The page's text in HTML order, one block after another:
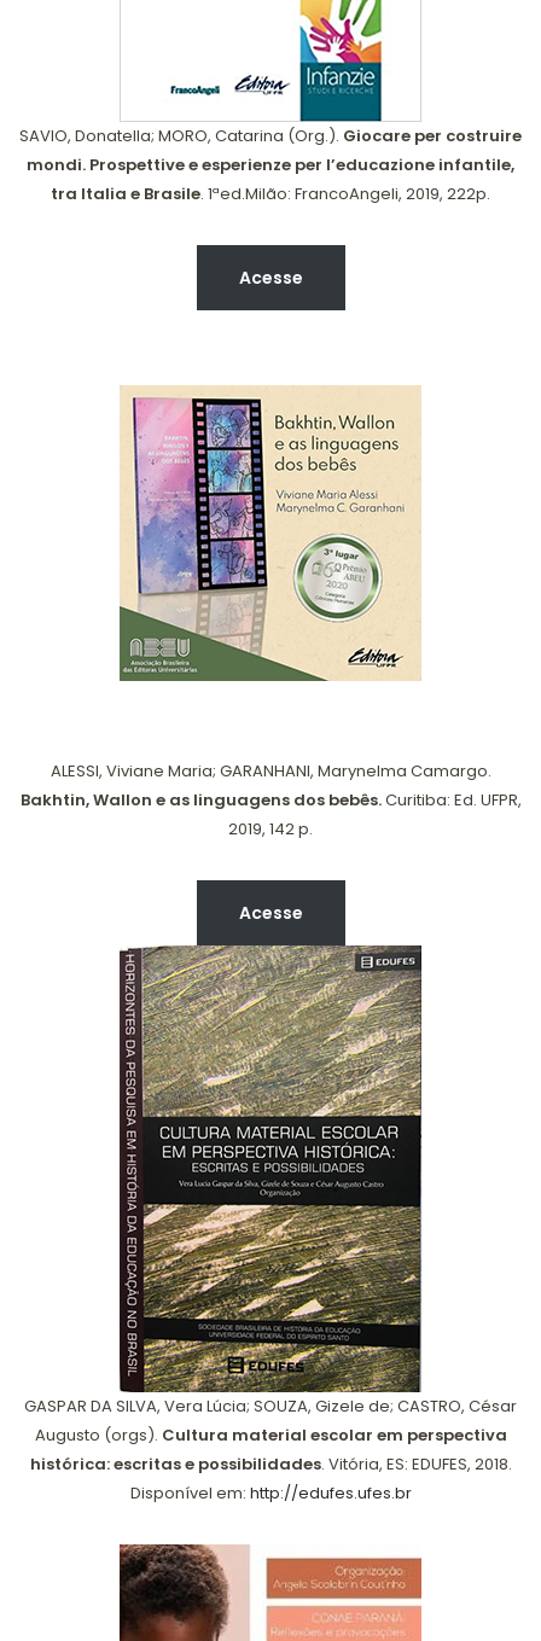
SAVIO, Donatella; MORO, Catarina (Org.). Giocare per costruire
mondi. Prospettive e esperienze per l’educazione infantile,
tra Italia e Brasile. 1ªed.Milão: FrancoAngeli, 2019, 222p.
Acesse
ALESSI, Viviane Maria; GARANHANI, Marynelma Camargo.
Bakhtin, Wallon e as linguagens dos bebês.Curitiba: Ed. UFPR,
2019, 142 p.
Acesse
GASPAR DA SILVA, Vera Lúcia; SOUZA, Gizele de; CASTRO, César
Augusto (orgs). Cultura material escolar em perspectiva
histórica: escritas e possibilidades. Vitória, ES: EDUFES, 2018.
Disponível em: http://edufes.ufes.br